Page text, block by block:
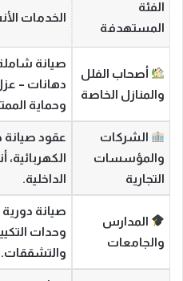
الفئة
المستهدفة
الخدمات
أصحاب الفلل
والمنازل الخاصة
صيانة
دهانات –
وحماية
الشركات
والمؤسسات
التجارية
عقود صيانة
الداخلية.
المدارس
والجامعات
صيانة دورية
وحدات
والتشققات.